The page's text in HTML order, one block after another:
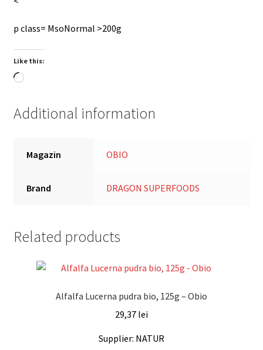
p class= MsoNormal >200g
Like this:
Loading…
Additional information
Magazin OBIO
Brand DRAGON SUPERFOODS
Related products
Alfalfa Lucerna pudra bio, 125g – Obio
29,37 lei
Supplier: NATUR